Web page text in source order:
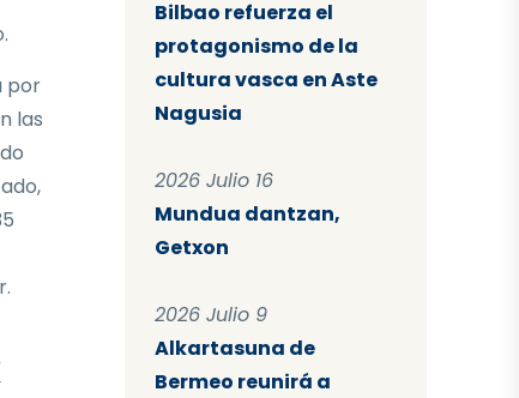
por
las
Bilbao refuerza el
protagonismo de la
cultura vasca en Aste
Nagusia
2026 Julio 16
Mundua dantzan,
Getxon
2026 Julio 9
Alkartasuna de
Bermeo reunirá a